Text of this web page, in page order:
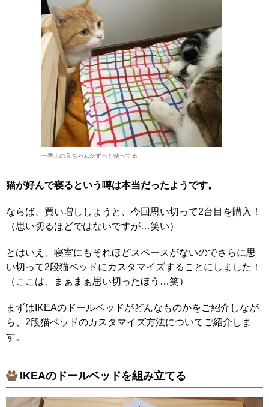
一番上の兄ちゃんがずっと使ってる
猫が好んで寝るという噂は本当だったようです。
ならば、買い増ししようと、今回思い切って2台目を購入！
（思い切るほどではないですが…笑い）
とはいえ、寝室にもそれほどスペースがないのでさらに思
い切って2段猫ベッドにカスタマイズすることにしました！
（ここは、まぁまぁ思い切ったほう…笑）
まずはIKEAのドールベッドがどんなものかをご紹介しなが
ら、2段猫ベッドのカスタマイズ方法についてご紹介しま
す。
IKEAのドールベッドを組み立てる